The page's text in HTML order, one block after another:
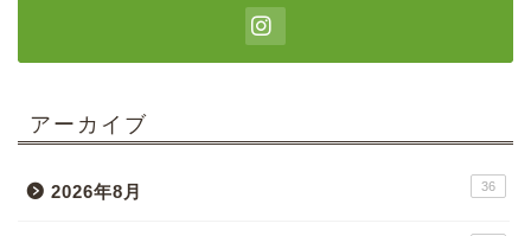
アーカイブ
2026年8月 36